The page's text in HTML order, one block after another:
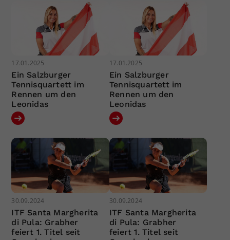
17.01.2025
Ein Salzburger
Tennisquartett im
Rennen um den
Leonidas
17.01.2025
Ein Salzburger
Tennisquartett im
Rennen um den
Leonidas
30.09.2024
ITF Santa Margherita
di Pula: Grabher
feiert 1. Titel seit
30.09.2024
ITF Santa Margherita
di Pula: Grabher
feiert 1. Titel seit